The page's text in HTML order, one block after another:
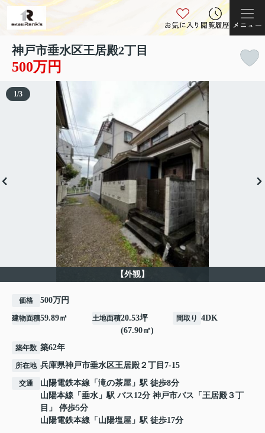
お気に入り閲覧履歴 メニュー
神戸市垂水区王居殿2丁目
500万円
【外観】
1/3
価格 500万円
建物面積59.89㎡ 土地面積20.53坪
(67.90㎡)
間取り 4DK
築年数 築62年
所在地 兵庫県神戸市垂水区王居殿 ２丁目7-15
交通 山陽電鉄本線 「 滝の茶屋 」駅 徒歩8分
山陽本線 「 垂水 」駅 バス12分 神戸市バス「王居殿３丁
目」 停歩5分
山陽電鉄本線 「 山陽塩屋 」駅 徒歩17分